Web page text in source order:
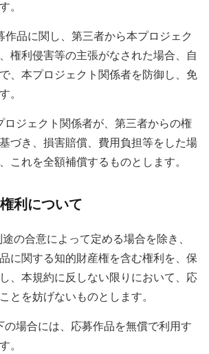
。
作品に関し、第三者から本プロジェク
権利侵害等の主張がなされた場合、自
、本プロジェクト関係者を防御し、免
。
ロジェクト関係者が、第三者からの権
づき、損害賠償、費用負担等をした場
これを全額補償するものとします。
利について
の合意によって定める場合を除き、
に関する知的財産権を含む権利を、保
、本規約に反しない限りにおいて、応
とを妨げないものとします。
の場合には、応募作品を無償で利用す
。